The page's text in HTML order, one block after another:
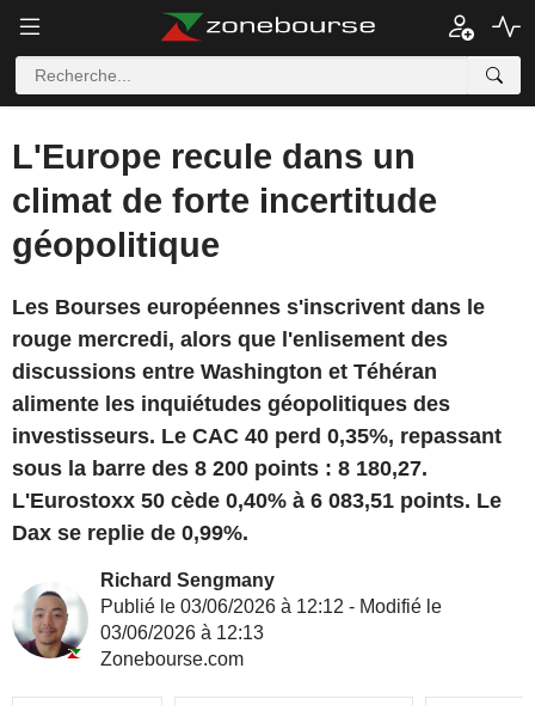
L'Europe recule dans un
climat de forte incertitude
géopolitique
Les Bourses européennes s'inscrivent dans le
rouge mercredi, alors que l'enlisement des
discussions entre Washington et Téhéran
alimente les inquiétudes géopolitiques des
investisseurs. Le CAC 40 perd 0,35%, repassant
sous la barre des 8 200 points : 8 180,27.
L'Eurostoxx 50 cède 0,40% à 6 083,51 points. Le
Dax se replie de 0,99%.
Richard Sengmany
Publié le 03/06/2026 à 12:12 - Modifié le
03/06/2026 à 12:13
Zonebourse.com